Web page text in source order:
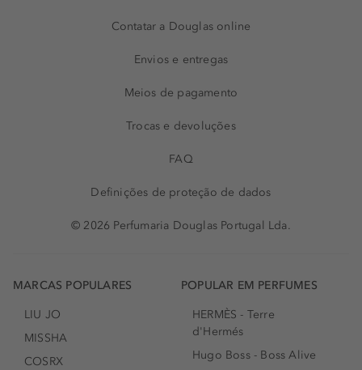
Contatar a Douglas online
Envios e entregas
Meios de pagamento
Trocas e devoluções
FAQ
Definições de proteção de dados
© 2026 Perfumaria Douglas Portugal Lda.
MARCAS POPULARES
LIU JO
MISSHA
COSRX
POPULAR EM PERFUMES
HERMÈS - Terre
d'Hermés
Hugo Boss - Boss Alive